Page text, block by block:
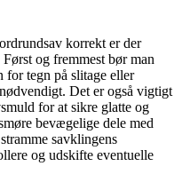
korrekt er der
og fremmest bør man
for tegn på slitage eller
Det er også vigtigt
for at sikre glatte og
bevægelige dele med
savklingens
og udskifte eventuelle